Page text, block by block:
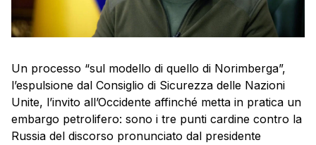
Un processo “sul modello di quello di Norimberga”,
l’espulsione dal Consiglio di Sicurezza delle Nazioni
Unite, l’invito all’Occidente affinché metta in pratica un
embargo petrolifero: sono i tre punti cardine contro la
Russia del discorso pronunciato dal presidente